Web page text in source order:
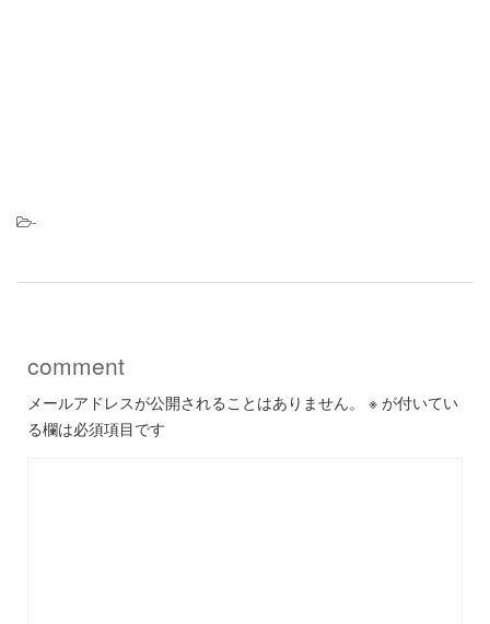
-
comment
メールアドレスが公開されることはありません。 ※ が付いてい
る欄は必須項目です